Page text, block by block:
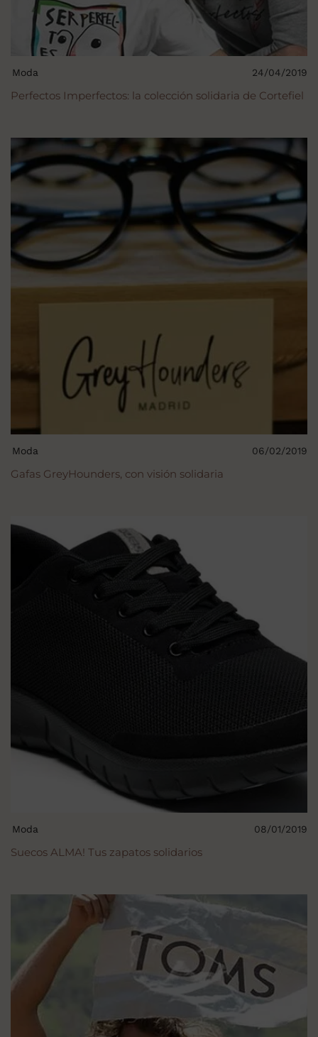
Perfectos Imperfectos: la colección solidaria de Cortefiel
Moda 24/04/2019
Gafas GreyHounders, con visión solidaria
Moda 06/02/2019
Suecos ALMA! Tus zapatos solidarios
Moda 08/01/2019